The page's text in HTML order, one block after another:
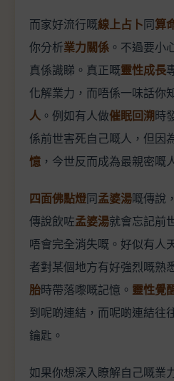
而家好流行嘅線上占卜同算
你分析業力關係 。不過要小
真係識睇。真正嘅靈性成長
化解業力，而唔係一味話你
人 。例如有人做催眠回溯時
係前世害死自己嘅人，但因
憶 ，今世反而成為最親密嘅
四面佛點燈同孟婆湯嘅傳說
傳說飲咗孟婆湯就會忘記前
唔會完全消失嘅。好似有人
者對某個地方有好強烈嘅熟
胎時帶落嚟嘅記憶。 靈性覺
到呢啲連結，而呢啲連結往
鑰匙。
如果你想深入瞭解自己嘅業